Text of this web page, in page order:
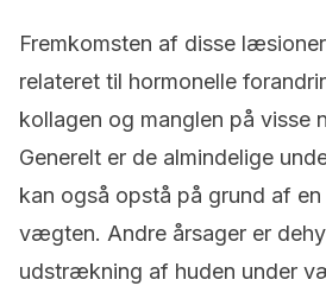
Fremkomsten af disse
relateret til hormonelle
kollagen og manglen på visse
Generelt er de almindelige
kan også opstå på grund af
vægten. Andre årsager er
udstrækning af huden under